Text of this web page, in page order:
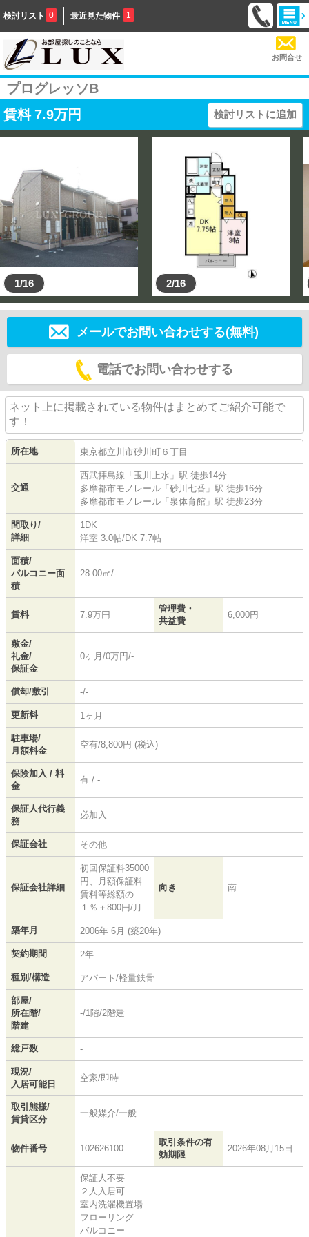
検討リスト 0 最近見た物件 1
お問合せ
プログレッソB
賃料 7.9万円 検討リストに追加
1/16 2/16
メールでお問い合わせする(無料)
電話でお問い合わせする
ネット上に掲載されている物件はまとめてご紹介可能で
す！
所在地 東京都立川市砂川町 ６丁目
交通
西武拝島線 「玉川上水 」駅 徒歩14分
多摩都市モノレール 「砂川七番 」駅 徒歩16分
多摩都市モノレール 「泉体育館 」駅 徒歩23分
間取り/
詳細
1DK
洋室 3.0帖/DK 7.7帖
面積/
バルコニー面
積
28.00㎡/-
賃料 7.9万円
管理費・
共益費
6,000円
敷金/
礼金/
保証金
0ヶ月/0万円/-
償却/敷引 -/-
更新料 1ヶ月
駐車場/
月額料金
空有/8,800円 (税込)
保険加入 / 料
金
有 / -
保証人代行義
務
必加入
保証会社 その他
保証会社詳細
初回保証料35000
円、月額保証料
賃料等総額の
１％＋800円/月
向き 南
築年月 2006年 6月 (築20年)
契約期間 2年
種別/構造 アパート/軽量鉄骨
部屋/
所在階/
階建
-/1階/2階建
総戸数 -
現況/
入居可能日
空家/即時
取引態様/
賃貸区分
一般媒介/一般
物件番号 102626100
取引条件の有
効期限
2026年08月15日
保証人不要
２人入居可
室内洗濯機置場
フローリング
バルコニー